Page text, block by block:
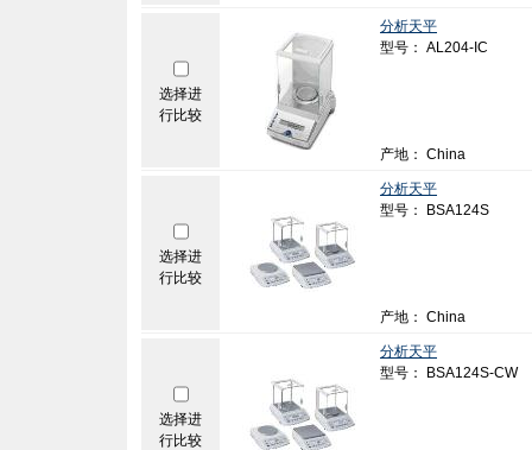
选择进
行比较
分析天平
型号： AL204-IC
产地： China
选择进
行比较
分析天平
型号： BSA124S
产地： China
选择进
行比较
分析天平
型号： BSA124S-CW